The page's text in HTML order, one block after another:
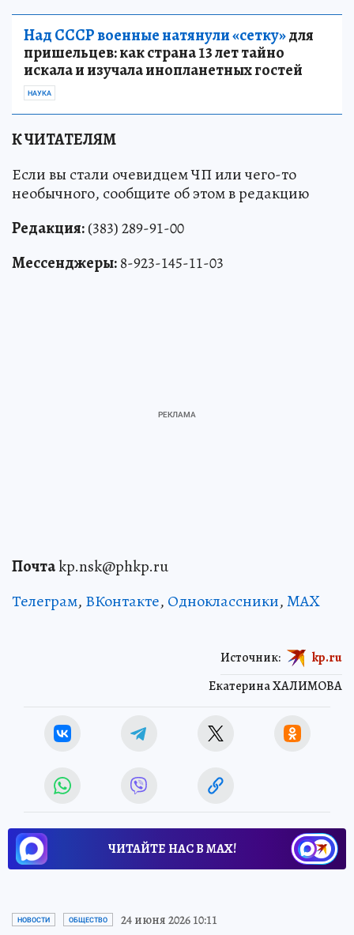
Над СССР военные натянули «сетку»для
пришельцев: как страна 13 лет тайно
искала и изучала инопланетных гостей
НАУКА
К ЧИТАТЕЛЯМ
Если вы стали очевидцем ЧП или чего-то
необычного, сообщите об этом в редакцию
Редакция:(383) 289-91-00
Мессенджеры:8-923-145-11-03
Почтаkp.nsk@phkp.ru
Телеграм, ВКонтакте, Одноклассники,MAX
Екатерина ХАЛИМОВА
Источник: kp.ru
ЧИТАЙТЕ НАС В МАХ!